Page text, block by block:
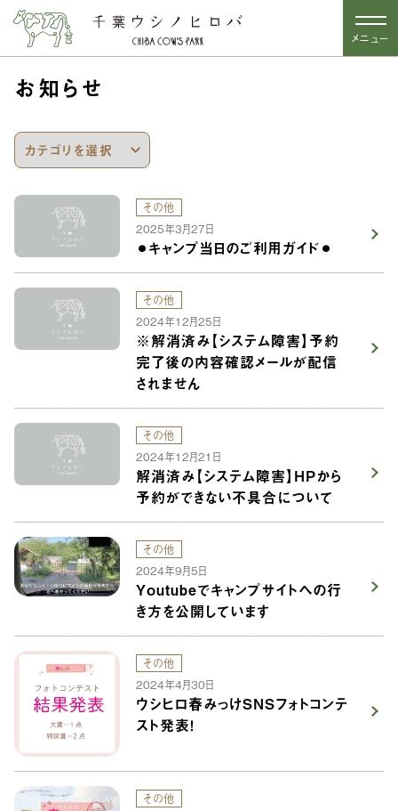
メニュー
お知らせ
その他
2025年3月27日
⚫︎キャンプ当日のご利用ガイド⚫︎
その他
2024年12月25日
※解消済み【システム障害】予約
完了後の内容確認メールが配信
されません
その他
2024年12月21日
解消済み【システム障害】HPから
予約ができない不具合について
その他
2024年9月5日
Youtubeでキャンプサイトへの行
き方を公開しています
その他
2024年4月30日
ウシヒロ春みっけSNSフォトコンテ
スト発表！
その他